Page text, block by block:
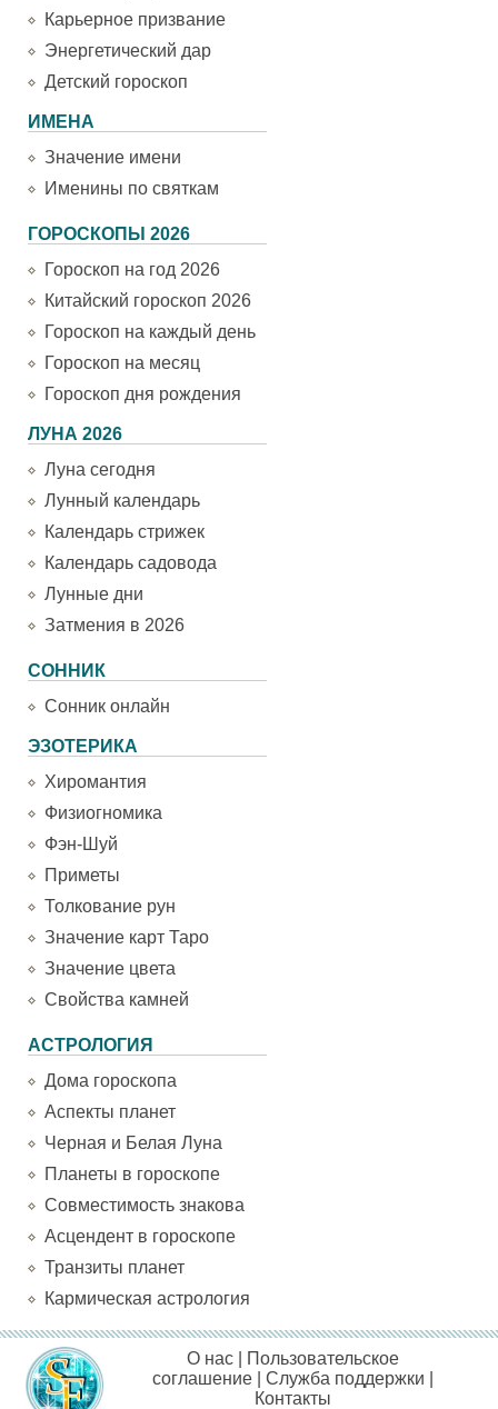
Карьерное призвание
Энергетический дар
Детский гороскоп
ИМЕНА
Значение имени
Именины по святкам
ГОРОСКОПЫ 2026
Гороскоп на год 2026
Китайский гороскоп 2026
Гороскоп на каждый день
Гороскоп на месяц
Гороскоп дня рождения
ЛУНА 2026
Луна сегодня
Лунный календарь
Календарь стрижек
Календарь садовода
Лунные дни
Затмения в 2026
СОННИК
Сонник онлайн
ЭЗОТЕРИКА
Хиромантия
Физиогномика
Фэн-Шуй
Приметы
Толкование рун
Значение карт Таро
Значение цвета
Свойства камней
АСТРОЛОГИЯ
Дома гороскопа
Аспекты планет
Черная и Белая Луна
Планеты в гороскопе
Совместимость знакова
Асцендент в гороскопе
Транзиты планет
Кармическая астрология
О нас
Пользовательское
соглашение |Служба поддержки
Контакты